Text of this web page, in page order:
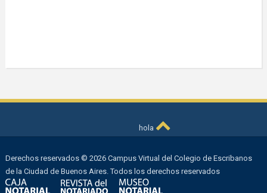
hola
Derechos reservados © 2026 Campus Virtual del Colegio de Escribanos
de la Ciudad de Buenos Aires. Todos los derechos reservados